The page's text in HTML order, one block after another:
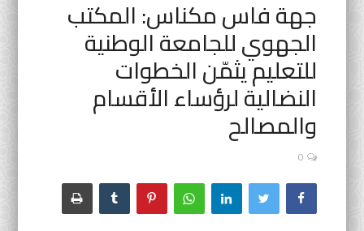
الصفحة الرئيسية
اتصل بنا
أنشطة رسمية
التعليم المدرسي
جامعة سيدي محمد بن عبد الله
التعليم الثانوي التأهيلي
جهة فاس مكناس: المكتب
الجهوي للجامعة الوطنية
للتعليم يثمّن الخطوات
النضالية لرؤساء الأقسام
والمصالح
0